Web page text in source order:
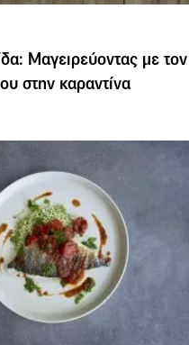
Μαγειρεύοντας με τον
στην καραντίνα